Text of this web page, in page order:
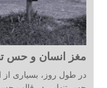
مغز انسان و حس
در طول روز، بسیاری از